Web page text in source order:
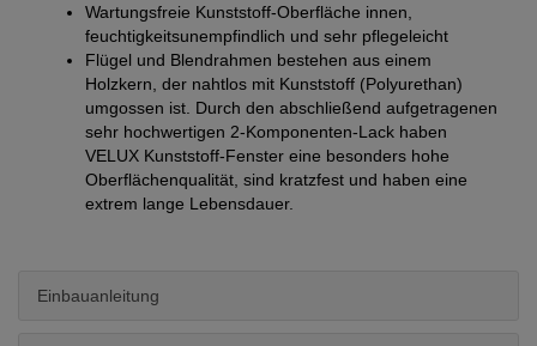
Wartungsfreie Kunststoff-Oberfläche innen,
feuchtigkeitsunempfindlich und sehr pflegeleicht
Flügel und Blendrahmen bestehen aus einem
Holzkern, der nahtlos mit Kunststoff (Polyurethan)
umgossen ist. Durch den abschließend aufgetragenen
sehr hochwertigen 2-Komponenten-Lack haben
VELUX Kunststoff-Fenster eine besonders hohe
Oberflächenqualität, sind kratzfest und haben eine
extrem lange Lebensdauer.
Einbauanleitung